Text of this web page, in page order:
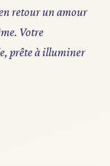
retour un amour
Votre
prête à illuminer